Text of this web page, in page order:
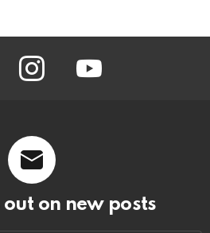
instagram youtube
out on new posts